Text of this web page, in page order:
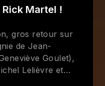
Martel !
gros retour sur
de Jean-
Goulet),
Lelièvre et